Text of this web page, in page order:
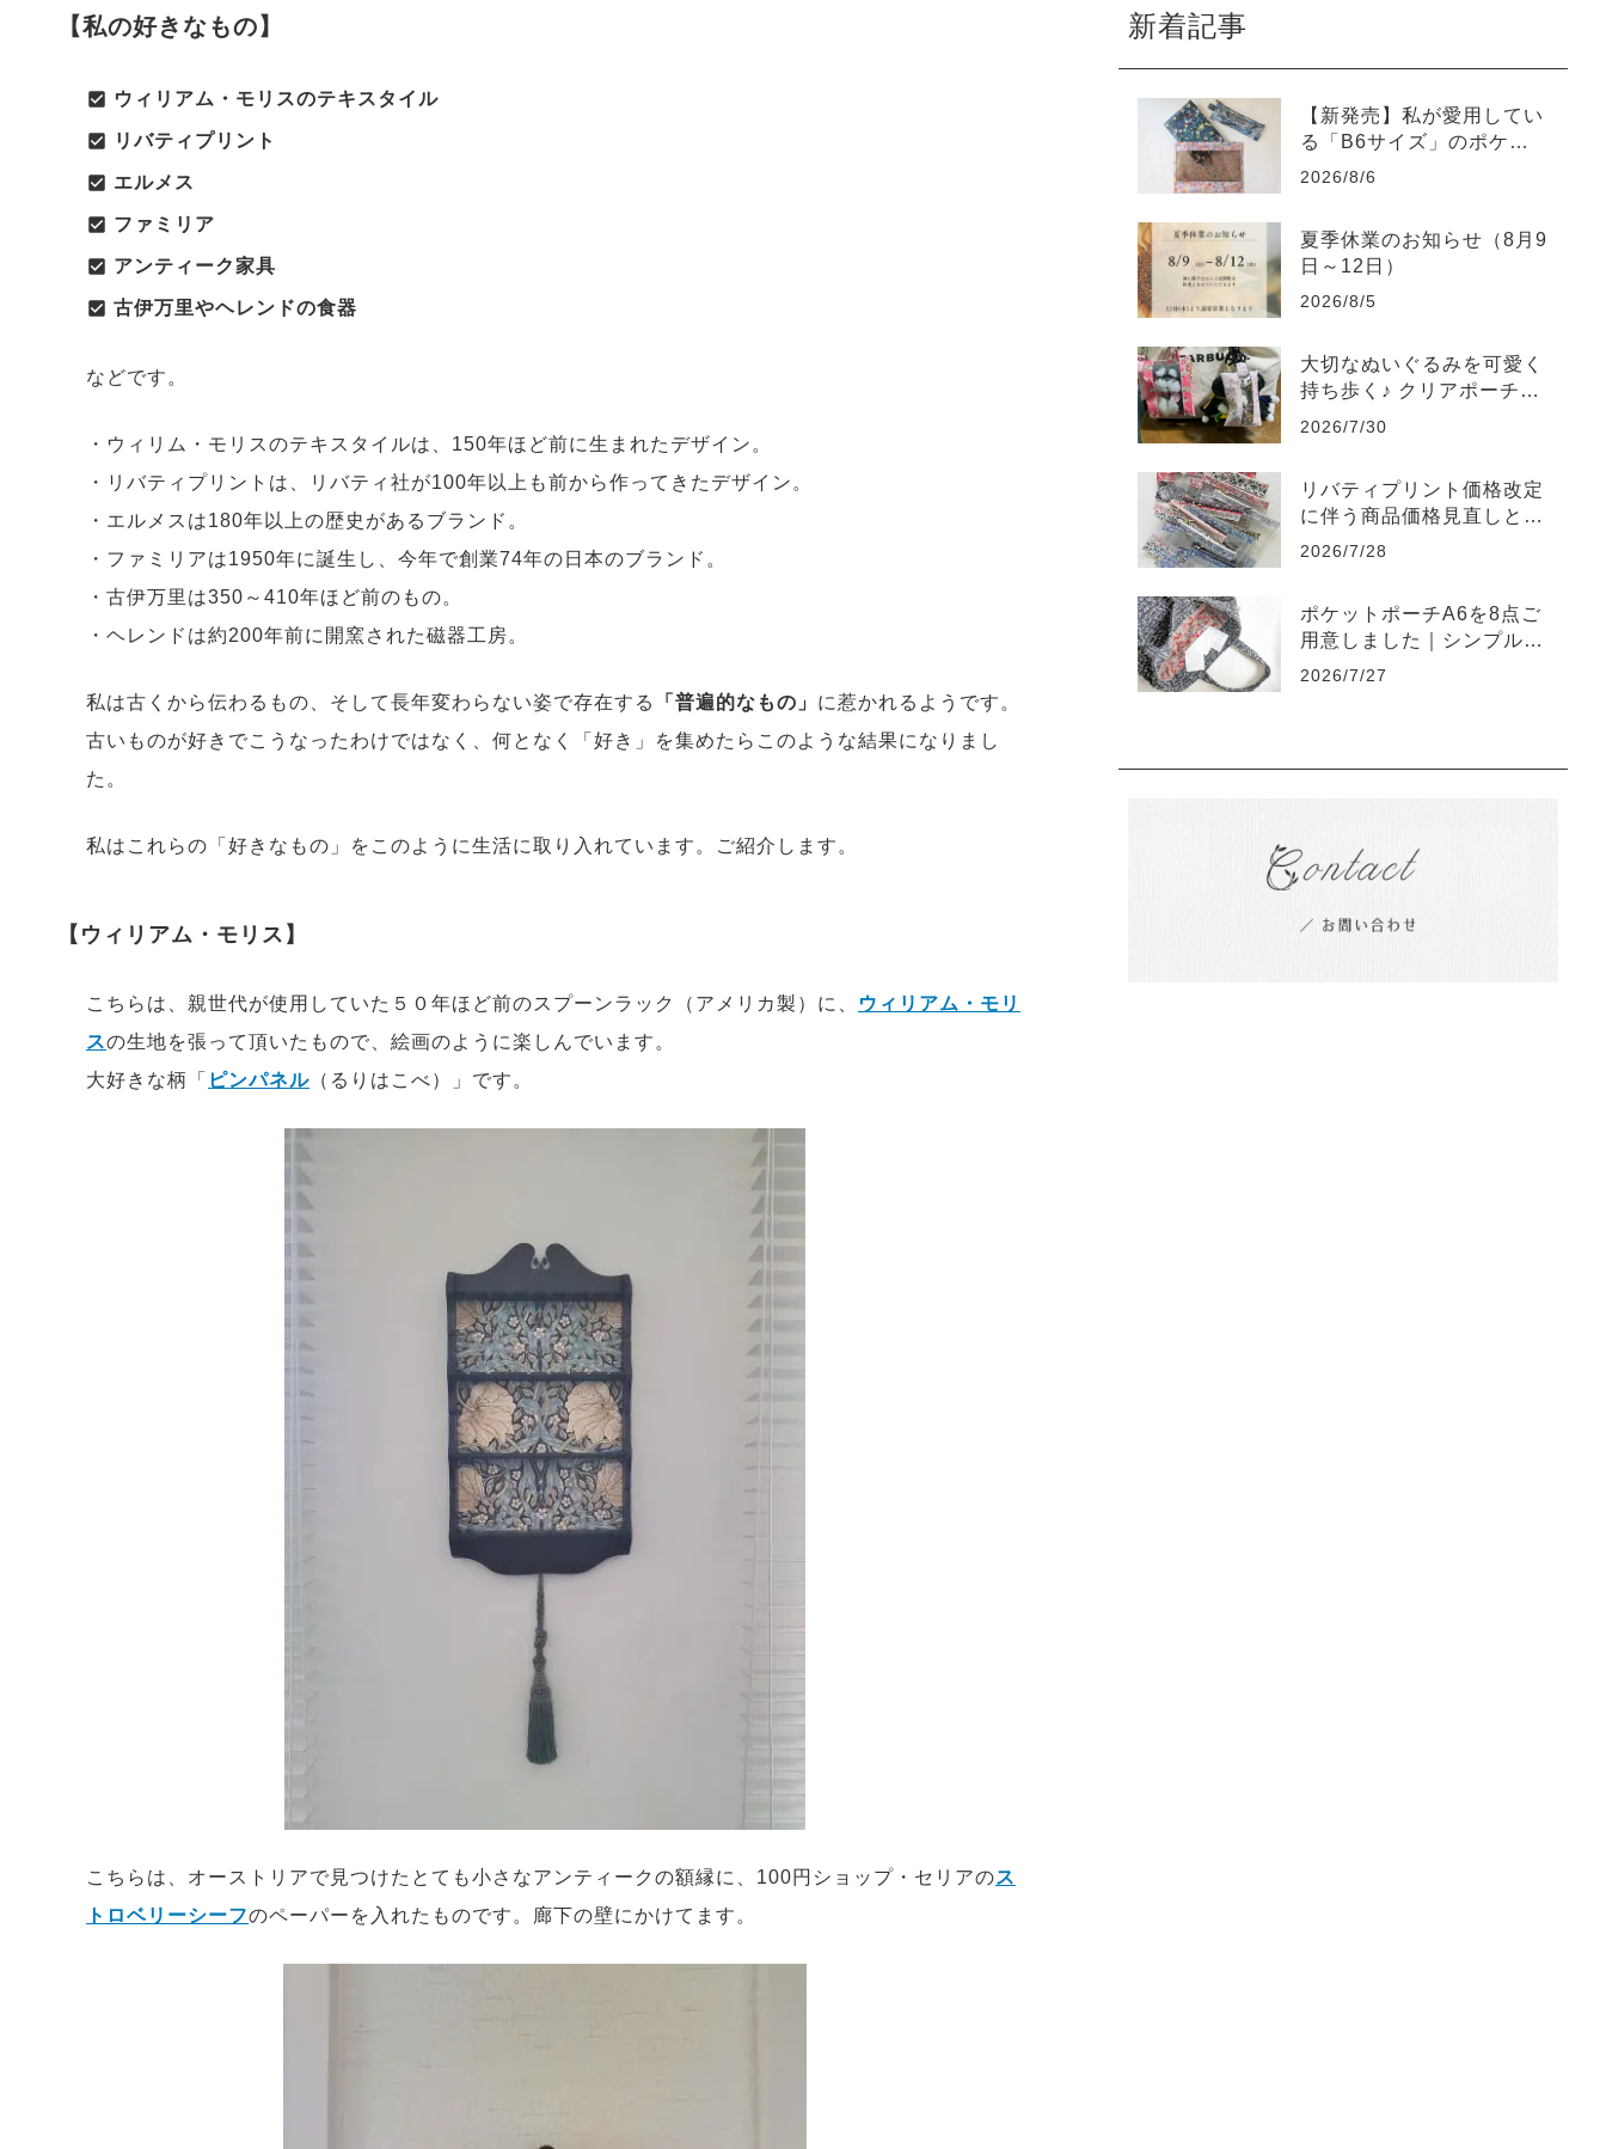
【私の好きなもの】
ウィリアム・モリスのテキスタイル
リバティプリント
エルメス
ファミリア
アンティーク家具
古伊万里やヘレンドの食器
などです。
・ウィリム・モリスのテキスタイルは、150年ほど前に生まれたデザイン。
・リバティプリントは、リバティ社が100年以上も前から作ってきたデザイン。
・エルメスは180年以上の歴史があるブランド。
・ファミリアは1950年に誕生し、今年で創業74年の日本のブランド。
・古伊万里は350～410年ほど前のもの。
・ヘレンドは約200年前に開窯された磁器工房。
私は古くから伝わるもの、そして長年変わらない姿で存在する 「普遍的なもの」 に惹かれるようです。
古いものが好きでこうなったわけではなく、何となく「好き」を集めたらこのような結果になりまし
た。
私はこれらの「好きなもの」をこのように生活に取り入れています。ご紹介します。
【ウィリアム・モリス】
こちらは、親世代が使用していた５０年ほど前のスプーンラック（アメリカ製）に、
ウィリアム・モリ
スの生地を張って頂いたもので、絵画のように楽しんでいます。
大好きな柄「 ピンパネル （るりはこべ）」です。
こちらは、オーストリアで見つけたとても小さなアンティークの額縁に、100円ショップ・セリアのス
トロベリーシーフのペーパーを入れたものです。廊下の壁にかけてます。
新着記事
【新発売】私が愛用してい
る「B6サイズ」のポケッ
トポーチを販売します
2026/8/6
夏季休業のお知らせ（8月9
日～12日）
2026/8/5
大切なぬいぐるみを可愛く
持ち歩く♪ クリアポーチの
素敵な使い方をご紹介
2026/7/30
リバティプリント価格改定
に伴う商品価格見直しと販
売終了商品のご案内
2026/7/28
ポケットポーチA6を8点ご
用意しました｜シンプルだ
からこそ難しいポーチです
2026/7/27